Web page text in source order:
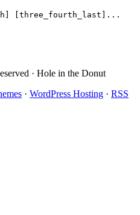
[three_fourth_last]...
· Hole in the Donut
· WordPress Hosting · RSS